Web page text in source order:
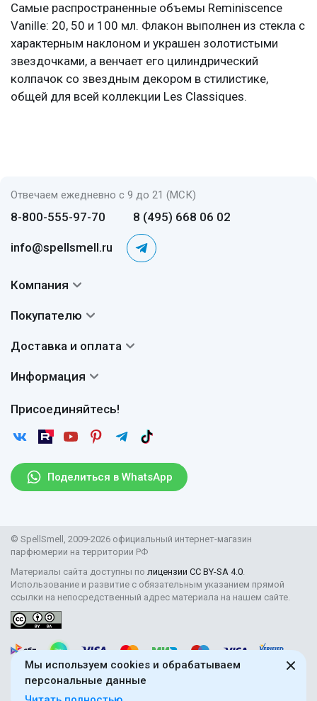
Мы используем cookies и обрабатываем
персональные данные
Самые распространенные объемы Reminiscence
Vanille: 20, 50 и 100 мл. Флакон выполнен из стекла с
характерным наклоном и украшен золотистыми
звездочками, а венчает его цилиндрический
колпачок со звездным декором в стилистике,
общей для всей коллекции Les Classiques.
Отвечаем ежедневно с 9 до 21 (МСК)
8-800-555-97-70 8 (495) 668 06 02
info@spellsmell.ru
Поделиться в WhatsApp
Присоединяйтесь!
Компания
Авторы
Сертификаты
Покупателю
Вопросы и ответы
Отзывы
Рассылка
Доставка и оплата
Доставка
Возврат
Информация
Пользовательское соглашение
Защита персональных данных
Правила продажи товаров (Постановление Правительства
Поставщикам
© SpellSmell, 2009-2026 официальный интернет-магазин
парфюмерии на территории РФ
Материалы сайта доступны по лицензии CC BY-SA 4.0.
Использование и развитие с обязательным указанием прямой
ссылки на непосредственный адрес материала на нашем сайте.